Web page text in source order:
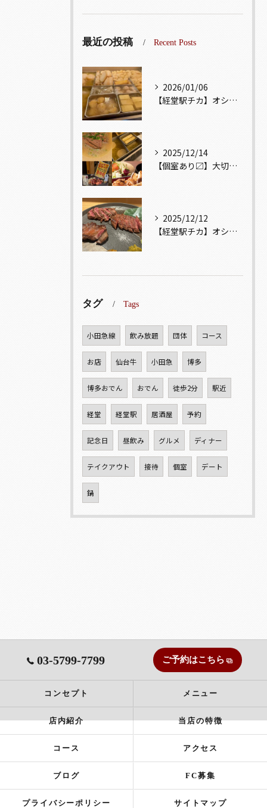
最近の投稿 Recent Posts
2026/01/06
【経堂駅チカ】オシャレ居酒屋🏮出汁が美味しいおでんがオススメ...
2025/12/14
【個室あり〼】大切な記念日、お祝い事でのご来店ぜひお待ちして...
2025/12/12
【経堂駅チカ】オシャレ居酒屋🏮自慢のお肉が楽しめる🐃お得なコ...
タグ Tags
小田急線 飲み放題 団体 コース
お店 仙台牛 小田急 博多
博多おでん おでん 徒歩2分 駅近
経堂 経堂駅 居酒屋 予約
記念日 昼飲み グルメ ディナー
テイクアウト 接待 個室 デート
鍋
03-5799-7799 ご予約はこちら
コンセプト メニュー
店内紹介 当店の特徴
コース アクセス
ブログ FC募集
プライバシーポリシー サイトマップ